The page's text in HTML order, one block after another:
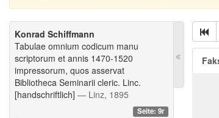
Konrad Schiffmann
Tabulae omnium codicum manu
scriptorum et annis 1470-1520
impressorum, quos asservat
Bibliotheca Seminarii cleric. Linc.
[handschriftlich] — Linz, 1895
Seite: 9r